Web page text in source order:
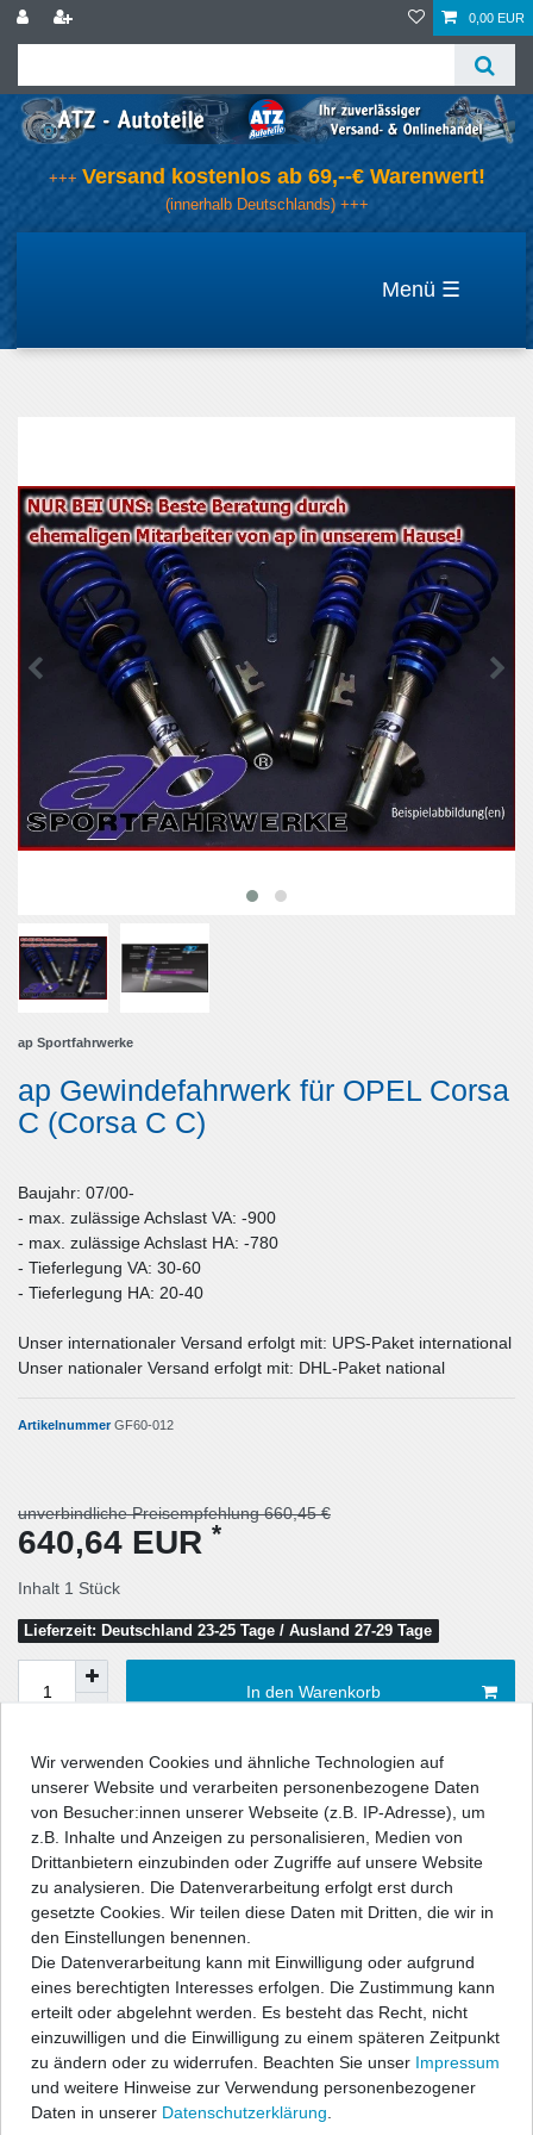
0,00 EUR
+++ Versand kostenlos ab 69,--€ Warenwert!
(innerhalb Deutschlands) +++
☰
ap Sportfahrwerke
ap Gewindefahrwerk für OPEL Corsa
C (Corsa C C)
Baujahr: 07/00-
- max. zulässige Achslast VA: -900
- max. zulässige Achslast HA: -780
- Tieferlegung VA: 30-60
- Tieferlegung HA: 20-40
Unser internationaler Versand erfolgt mit: UPS-Paket international
Unser nationaler Versand erfolgt mit: DHL-Paket national
ArtikelnummerGF60-012
unverbindliche Preisempfehlung 660,45 €
640,64 EUR *
Inhalt 1 Stück
Lieferzeit: Deutschland 23-25 Tage / Ausland 27-29 Tage
In den Warenkorb
Wunschliste
* inkl. ges. MwSt. zzgl. Versandkosten
Beschreibung
Technische Daten
Angaben Produktsicherheit
Wir verwenden Cookies und ähnliche Technologien auf
unserer Website und verarbeiten personenbezogene Daten
von Besucher:innen unserer Webseite (z.B. IP-Adresse), um
z.B. Inhalte und Anzeigen zu personalisieren, Medien von
Drittanbietern einzubinden oder Zugriffe auf unsere Website
zu analysieren. Die Datenverarbeitung erfolgt erst durch
gesetzte Cookies. Wir teilen diese Daten mit Dritten, die wir in
den Einstellungen benennen.
Die Datenverarbeitung kann mit Einwilligung oder aufgrund
eines berechtigten Interesses erfolgen. Die Zustimmung kann
erteilt oder abgelehnt werden. Es besteht das Recht, nicht
einzuwilligen und die Einwilligung zu einem späteren Zeitpunkt
zu ändern oder zu widerrufen. Beachten Sie unser Impressum
und weitere Hinweise zur Verwendung personenbezogener
Daten in unserer Daten­schutz­erklärung